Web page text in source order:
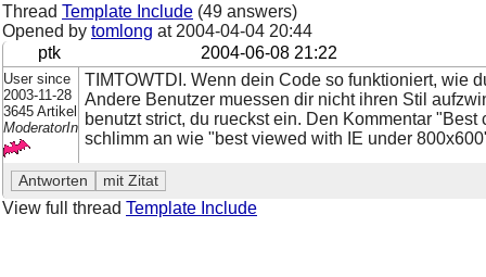
Thread Template Include (49 answers)
Opened by tomlong at 2004-04-04 20:44
ptk
2004-06-08 21:22
User since
2003-11-28
3645 Artikel
ModeratorIn
TIMTOWTDI. Wenn dein Code so funktioniert, wie
Andere Benutzer muessen dir nicht ihren Stil
benutzt strict, du rueckst ein. Den Kommentar
schlimm an wie "best viewed with IE under
View full thread Template Include